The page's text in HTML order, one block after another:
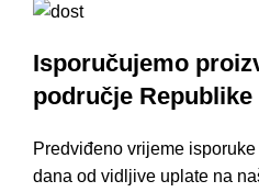
Isporučujemo
područje
Predviđeno vrijeme
dana od vidljive uplate na